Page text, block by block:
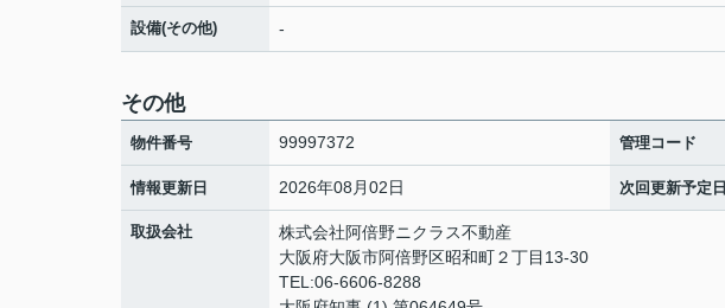
設備(その他) -
その他
物件番号 99997372 管理コード
情報更新日 2026年08月02日 次回更新予定日
取扱会社
株式会社阿倍野ニクラス不動産
大阪府大阪市阿倍野区昭和町２丁目13-30
TEL:06-6606-8288